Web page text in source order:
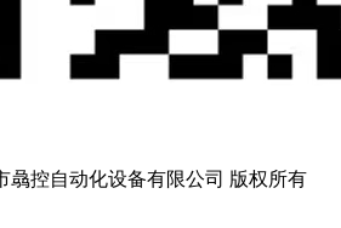
骉控自动化设备有限公司 版权所有